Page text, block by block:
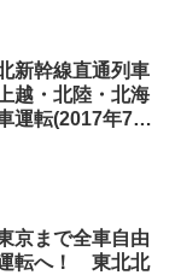
新幹線直通列車
越・北陸・北海
運転(2017年7月
京まで全車自由
転へ！ 東北北